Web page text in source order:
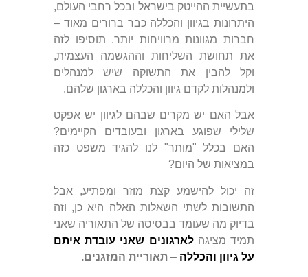
בתעשיית ההייטק בישראל ובכל רחבי העולם,
היתרונות בגיוון והכללה כבר ברורים מאוד –
חברות מגוונות מרוויחות יותר. תוסיפו לזה
את תחושת השליחות וההגשמה העצמית,
וקל להבין את התשוקה שיש למנהלים
ולמנהלות לקדם גיוון והכללה בארגון שלהם.
אבל האם יש מקרים שבהם לגיוון יש אפקט
שלילי שפוגע בארגון ובעובדים הקיימים?
האם בכלל "מותר" לנו להגיד משפט כזה
במציאות של היום?
זה יכול להישמע קצת מוזר ומפתיע, אבל
התשובות לשתי השאלות האלה היא כן, וזה
בדיוק מה שעומד בבסיסה של התאוריה שאני
תמיד מציגהלארגונים שאני עובדת איתם
על גיוון והכללה – תאוריית המזגנים.